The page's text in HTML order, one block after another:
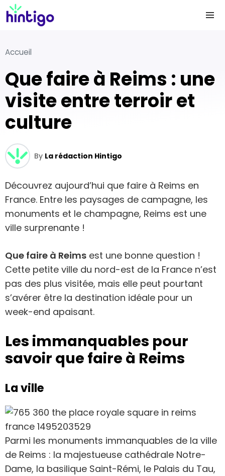
Accueil
Que faire à Reims : une
visite entre terroir et
culture
By La rédaction Hintigo
Découvrez aujourd’hui que faire à Reims en
France. Entre les paysages de campagne, les
monuments et le champagne, Reims est une
ville surprenante !
Que faire à Reims est une bonne question !
Cette petite ville du nord-est de la France n’est
pas des plus visitée, mais elle peut pourtant
s’avérer être la destination idéale pour un
week-end apaisant.
Les immanquables pour
savoir que faire à Reims
La ville
Parmi les monuments immanquables de la ville
de Reims : la majestueuse cathédrale Notre-
Dame, la basilique Saint-Rémi, le Palais du Tau,